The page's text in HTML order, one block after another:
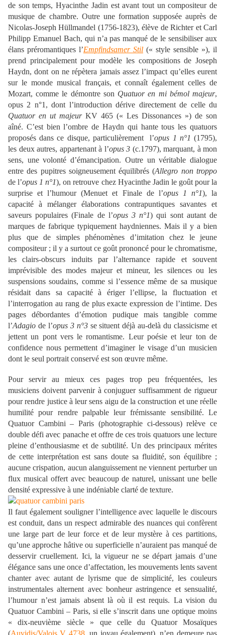
de son temps, Hyacinthe Jadin est avant tout un compositeur de
musique de chambre. Outre une formation supposée auprès de
Nicolas-Joseph Hüllmandel (1756-1823), élève de Richter et Carl
Philipp Emanuel Bach, qui n’a pas manqué de le sensibiliser aux
élans préromantiques l’Empfindsamer Stil (« style sensible »), il
prend principalement pour modèle les compositions de Joseph
Haydn, dont on ne répètera jamais assez l’impact qu’elles eurent
sur le monde musical français, et connaît également celles de
Mozart, comme le démontre son Quatuor en mi bémol majeur,
opus 2 n°1, dont l’introduction dérive directement de celle du
Quatuor en ut majeurKV 465 (« Les Dissonances ») de son
aîné. C’est bien l’ombre de Haydn qui hante tous les quatuors
proposés dans ce disque, particulièrement l’opus 1 n°1 (1795),
les deux autres, appartenant à l’opus 3 (c.1797), marquant, à mon
sens, une volonté d’émancipation. Outre un véritable dialogue
entre des pupitres soigneusement équilibrés (Allegro non troppo
de l’opus 1 n°1), on retrouve chez Hyacinthe Jadin le goût pour la
surprise et l’humour (Menuet et Finale de l’opus 1 n°1), la
capacité à mélanger élaborations contrapuntiques savantes et
saveurs populaires (Finale de l’opus 3 n°1) qui sont autant de
marques de fabrique typiquement haydniennes. Mais il y a bien
plus que de simples phénomènes d’imitation chez le jeune
compositeur ; il y a surtout ce goût prononcé pour le chromatisme,
les clairs-obscurs induits par l’alternance rapide et souvent
imprévisible des modes majeur et mineur, les silences ou les
suspensions soudains, comme si l’essence même de sa musique
résidait dans sa capacité à ériger l’ellipse, la fluctuation et
l’interrogation au rang de plus exacte expression de l’intime. Des
pages débordantes d’émotion pudique mais tangible comme
l’Adagio de l’opus 3 n°3se situent déjà au-delà du classicisme et
jettent un pont vers le romantisme. Leur poésie et leur ton de
confidence nous permettent d’imaginer le visage d’un musicien
dont le seul portrait conservé est son œuvre même.
Pour servir au mieux ces pages trop peu fréquentées, les
musiciens doivent parvenir à conjuguer suffisamment de rigueur
pour rendre justice à leur sens aigu de la construction et une réelle
humilité pour rendre palpable leur frémissante sensibilité. Le
Quatuor Cambini – Paris (photographie ci-dessous) relève ce
double défi avec panache et offre de ces trois quatuors une lecture
pleine d’enthousiasme et de subtilité. Un des principaux mérites
de cette interprétation est sans doute sa fluidité, son équilibre ;
aucune crispation, aucun alanguissement ne viennent perturber un
flux musical offert avec beaucoup de naturel, unissant une belle
densité expressive à une indéniable clarté de texture.
Il faut également souligner l’intelligence avec laquelle le discours
est conduit, dans un respect admirable des nuances qui confèrent
une large part de leur force et de leur mystère à ces partitions,
qu’une approche hâtive ou superficielle n’auraient pas manqué de
desservir cruellement. Ici, la vigueur ne se départ jamais d’une
élégance sans une once d’affectation, les mouvements lents savent
chanter avec autant de lyrisme que de simplicité, les couleurs
instrumentales alternent avec bonheur astringence et sensualité,
l’humour n’est jamais absent là où il est requis. La vision du
Quatuor Cambini – Paris, si elle s’inscrit dans une optique moins
« dix-neuvième siècle » que celle du Quatuor Mosaïques
(Auvidis/Valois V 4738, un joyau également), n’en demeure pas